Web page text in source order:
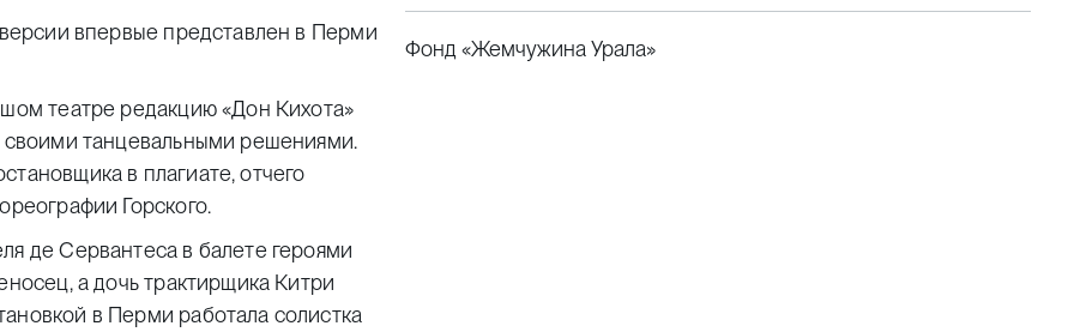
впервые представлен в Перми
театре редакцию «Дон Кихота»
танцевальными решениями.
в плагиате, отчего
Горского.
де Сервантеса в балете героями
а дочь трактирщика Китри
в Перми работала солистка
Фонд «Жемчужина Урала»